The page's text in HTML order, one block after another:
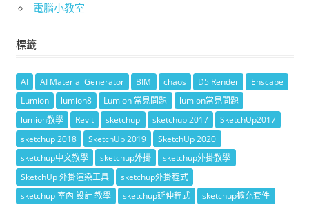
電腦小教室
標籤
AI AI Material Generator BIM chaos D5 Render
Enscape
Lumion
lumion8 Lumion 常見問題
lumion常見問題
lumion教學
Revit sketchup sketchup 2017
SketchUp2017
sketchup 2018
SketchUp 2019
SketchUp 2020
sketchup中文教學
sketchup外掛
sketchup外掛教學
SketchUp 外掛渲染工具
sketchup外掛程式
sketchup 室內 設計 教學
sketchup延伸程式 sketchup擴充套件